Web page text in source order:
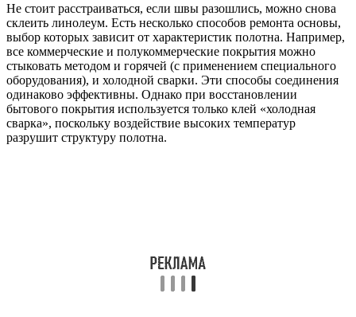
Не стоит расстраиваться, если швы разошлись, можно снова
склеить линолеум. Есть несколько способов ремонта основы,
выбор которых зависит от характеристик полотна. Например,
все коммерческие и полукоммерческие покрытия можно
стыковать методом и горячей (с применением специального
оборудования), и холодной сварки. Эти способы соединения
одинаково эффективны. Однако при восстановлении
бытового покрытия используется только клей «холодная
сварка», поскольку воздействие высоких температур
разрушит структуру полотна.